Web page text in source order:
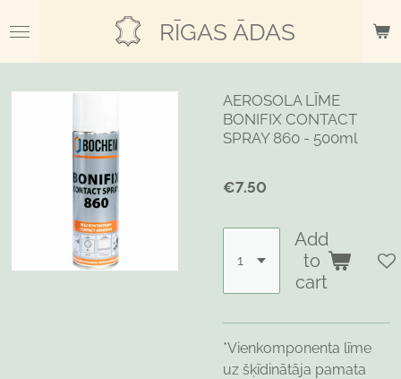
to
main
RĪGAS ĀDAS
AEROSOLA LĪME
BONIFIX CONTACT
SPRAY 860 - 500ml
€7.50
Add
to
cart
*Vienkomponenta līme
uz šķīdinātāja pamata